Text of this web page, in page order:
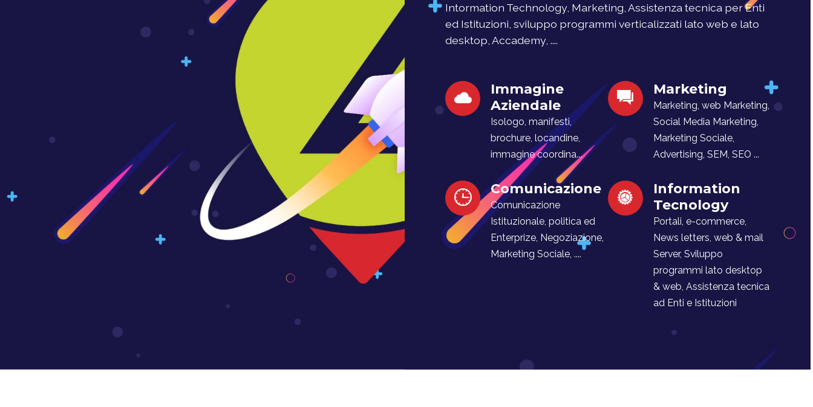
Intormation Technology, Marketing, Assistenza tecnica per Enti
ed Istituzioni, sviluppo programmi verticalizzati lato web e lato
desktop, Accademy, ....
Immagine
Aziendale
Isologo, manifesti,
brochure, locandine,
immagine coordina...
Marketing
Marketing, web Marketing,
Social Media Marketing,
Marketing Sociale,
Advertising, SEM, SEO ...
Comunicazione
Comunicazione
Istituzionale, politica ed
Enterprize, Negoziazione,
Marketing Sociale, ....
Information
Tecnology
Portali, e-commerce,
News letters, web & mail
Server, Sviluppo
programmi lato desktop
& web, Assistenza tecnica
ad Enti e Istituzioni